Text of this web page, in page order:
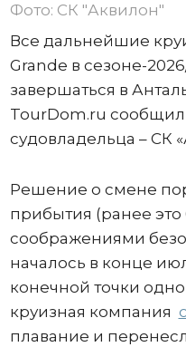
Фото: СК "Аквилон"
Все дальнейшие
Grande в сезоне-
завершаться в
TourDom.ru
судовладельца – СК
Решение о смене
прибытия (ранее
соображениями
началось в конце
конечной точки
круизная компания
плавание и